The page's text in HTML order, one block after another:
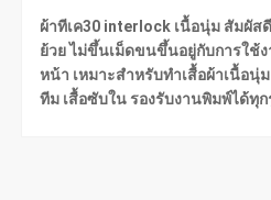
ผ้าทีเค30 interlock เนื้อนุ่ม สัมผัส
ย้วย ไม่ขึ้นเม็ดขนขึ้นอยู่กับการใช้ง
หน้า เหมาะสำหรับทำเสื้อผ้าเนื้อนุ่
ทีม เสื้อซับใน รองรับงานพิมพ์ได้ทุ